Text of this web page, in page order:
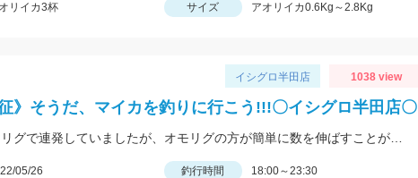
リイカ3杯 サイズ アオリイカ0.6Kg～2.8Kg
イシグロ半田店 1038 view
征》そうだ、マイカを釣りに行こう!!!〇イシグロ半田店〇
05/26 釣行時間
18:00～23:30